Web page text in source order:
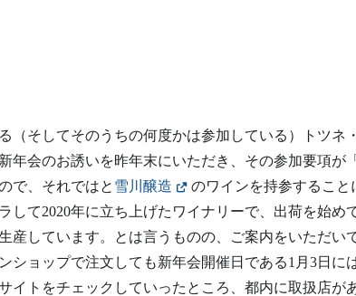
（そしてそのうちの何度かは参加している）トツネ
年会のお誘いを昨年末にいただき、その参加要項が
で、それではと 雪川醸造
のワインを持参するこ
して2020年に立ち上げたワイナリーで、出荷を始め
産しています。とは言うものの、ご案内をいただい
ショップで注文しても新年会開催日である1月3日に
イトをチェックしていったところ、都内に取扱店が